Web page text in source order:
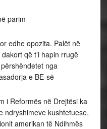
parim
edhe opozita. Palët në
që t’i hapin rrugë
nga
e BE-së
i Reformës në Drejtësi ka
ndryshimeve kushtetuese,
amerikan të Ndihmës